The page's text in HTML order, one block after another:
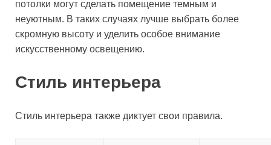
потолки могут сделать помещение темным и
неуютным. В таких случаях лучше выбрать более
скромную высоту и уделить особое внимание
искусственному освещению.
Стиль интерьера
Стиль интерьера также диктует свои правила.